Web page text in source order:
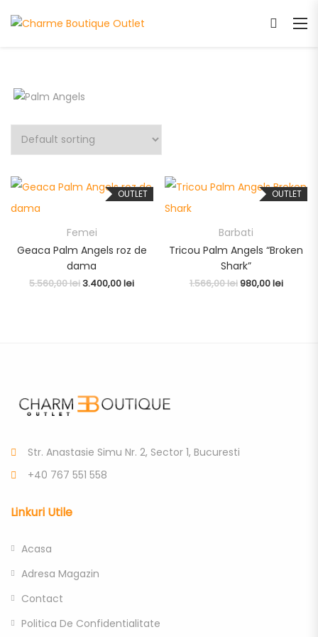
OUTLET
Femei
Geaca Palm Angels roz de
dama
5.560,00lei3.400,00lei
OUTLET
Barbati
Tricou Palm Angels “Broken
Shark”
1.566,00lei980,00lei
Str. Anastasie Simu Nr. 2, Sector 1, Bucuresti
+40 767 551 558
Linkuri Utile
Acasa
Adresa Magazin
Contact
Politica De Confidentialitate